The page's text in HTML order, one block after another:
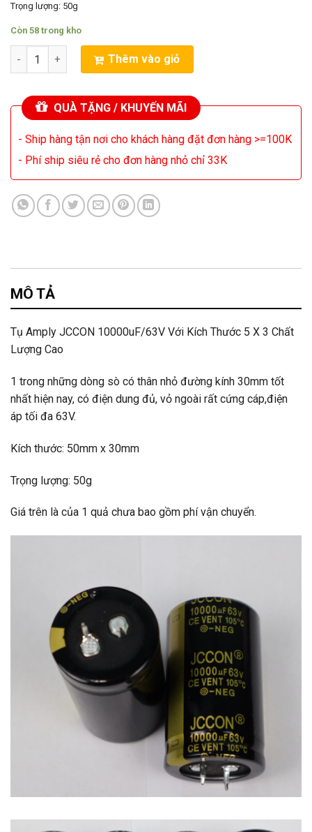
Trọng lượng: 50g
Còn 58 trong kho
Tụ Amply JCCON 10000uF/63V Với Kích Thước 5 X 3 Chất
Thêm vào giỏ
QUÀ TẶNG / KHUYẾN MÃI
- Ship hàng tận nơi cho khách hàng đặt đơn hàng >=100K
- Phí ship siêu rẻ cho đơn hàng nhỏ chỉ 33K
MÔ TẢ
Tụ Amply JCCON 10000uF/63V Với Kích Thước 5 X 3 Chất
Lượng Cao
1 trong những dòng sò có thân nhỏ đường kính 30mm tốt
nhất hiện nay, có điện dung đủ, vỏ ngoài rất cứng cáp,điện
áp tối đa 63V.
Kích thước: 50mm x 30mm
Trọng lượng: 50g
Giá trên là của 1 quả chưa bao gồm phí vận chuyển.